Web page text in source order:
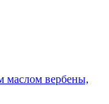
маслом вербены,